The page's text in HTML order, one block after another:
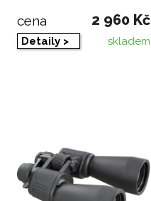
cena 2 960 Kč
Detaily > skladem